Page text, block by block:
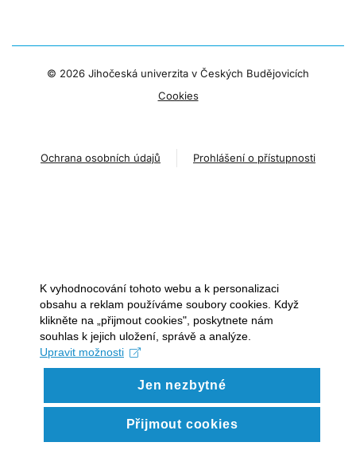
© 2026 Jihočeská univerzita v Českých Budějovicích
Cookies
Ochrana osobních údajů Prohlášení o přístupnosti
K vyhodnocování tohoto webu a k personalizaci
obsahu a reklam používáme soubory cookies. Když
klikněte na „přijmout cookies", poskytnete nám
souhlas k jejich uložení, správě a analýze.
Upravit možnosti
Jen nezbytné
Přijmout cookies